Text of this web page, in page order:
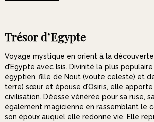
Trésor d’Egypte
Voyage mystique en orient à la
d’Egypte avec Isis. Divinité la plus
égyptien, fille de Nout (voute celeste) et
terre) sœur et épouse d’Osiris, elle
civilisation. Déesse vénérée pour sa ruse,
également magicienne en rassemblant le
son époux auquel elle redonne vie. Elle